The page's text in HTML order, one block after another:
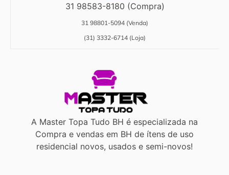
31 98583-8180 (Compra)
31 98801-5094 (Venda)
(31) 3332-6714 (Loja)
A Master Topa Tudo BH é especializada na
Compra e vendas em BH de ítens de uso
residencial novos, usados e semi-novos!